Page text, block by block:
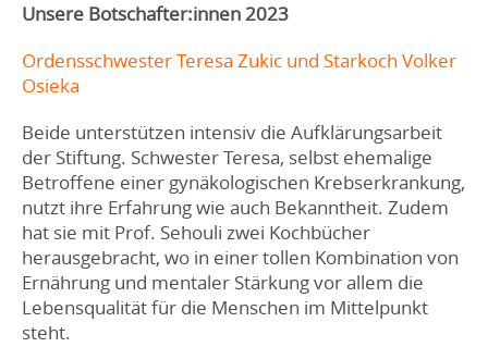
Unsere Botschafter:innen 2023
Ordensschwester Teresa Zukic und Starkoch Volker
Osieka
Beide unterstützen intensiv die Aufklärungsarbeit
der Stiftung. Schwester Teresa, selbst ehemalige
Betroffene einer gynäkologischen Krebserkrankung,
nutzt ihre Erfahrung wie auch Bekanntheit. Zudem
hat sie mit Prof. Sehouli zwei Kochbücher
herausgebracht, wo in einer tollen Kombination von
Ernährung und mentaler Stärkung vor allem die
Lebensqualität für die Menschen im Mittelpunkt
steht.